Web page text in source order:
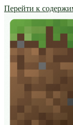
Перейти к